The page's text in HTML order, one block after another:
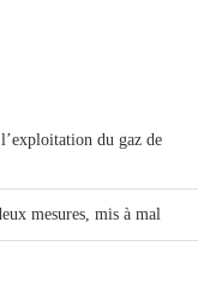
du gaz de
mesures, mis à mal